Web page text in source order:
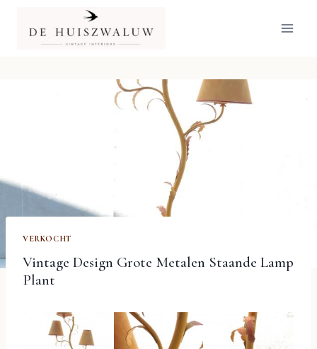
inhoud
VERKOCHT
Vintage Design Grote Metalen Staande Lamp
Plant